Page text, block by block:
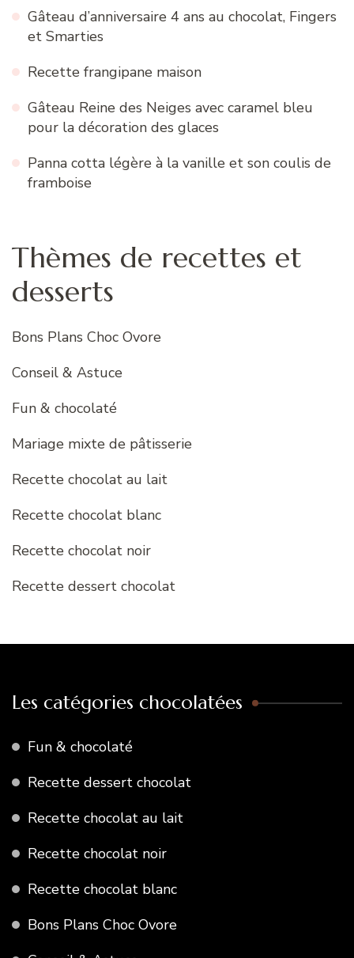
Gâteau d’anniversaire 4 ans au chocolat, Fingers
et Smarties
Recette frangipane maison
Gâteau Reine des Neiges avec caramel bleu
pour la décoration des glaces
Panna cotta légère à la vanille et son coulis de
framboise
Thèmes de recettes et
desserts
Bons Plans Choc Ovore
Conseil & Astuce
Fun & chocolaté
Mariage mixte de pâtisserie
Recette chocolat au lait
Recette chocolat blanc
Recette chocolat noir
Recette dessert chocolat
Les catégories chocolatées
Fun & chocolaté
Recette dessert chocolat
Recette chocolat au lait
Recette chocolat noir
Recette chocolat blanc
Bons Plans Choc Ovore